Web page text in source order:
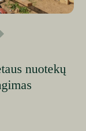
nuotekų